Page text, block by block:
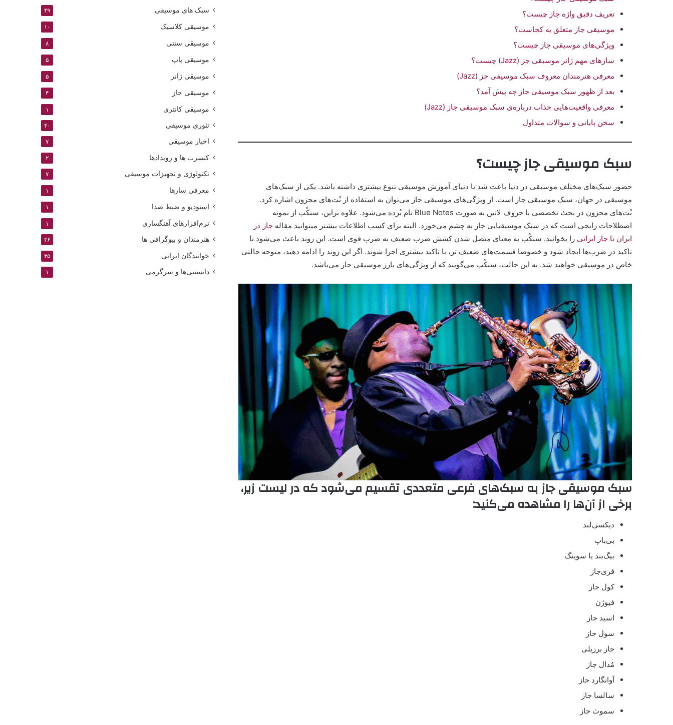
تعریف دقیق واژه جاز چیست؟
موسیقی جاز متعلق به کجاست؟
ویژگی‌های موسیقی جاز چیست؟
سازهای مهم ژانر موسیقی جز (Jazz) چیست؟
معرفی هنرمندان معروف سبک موسیقی جز (Jazz)
بعد از ظهور سبک موسیقی جاز چه پیش آمد؟
معرفی واقعیت‌هایی جذاب درباره‌ی سبک موسیقی جاز (Jazz)
سخن پایانی و سوالات متداول
سبک موسیقی جاز چیست؟
حضور سبک‌های مختلف موسیقی در دنیا باعث شد تا دنیای آموزش موسیقی تنوع بیشتری داشته باشد. یکی از سبک‌های
موسیقی در جهان، سبک موسیقی جاز است. از ویژگی‌های موسیقی جاز می‌توان به استفاده از نُت‌های محزون اشاره کرد.
نُت‌های محزون در بحث تخصصی با حروف لاتین به صورت Blue Notes نام بُرده می‌شود. علاوه براین، سنکُپ از نمونه
اصطلاحات رایجی است که در سبک موسیقیایی جاز به چشم می‌خورد. البته برای کسب اطلاعات بیشتر میتوانید مقالهجاز در
ایران تا جاز ایرانی را بخوانید. سنکُپ به معنای متصل شدن کشش ضرب ضعیف به ضرب قوی است. این روند باعث می‌شود تا
تاکید در ضرب‌ها ایجاد شود و خصوصا قسمت‌های ضعیف تر، با تاکید بیشتری اجرا شوند. اگر این روند را ادامه دهید، متوجه حالتی
خاص در موسیقی خواهید شد. به این حالت، سنکُپ می‌گویند که از ویژگی‌های بارز موسیقی جاز می‌باشد.
سبک موسیقی جاز به سبک‌های فرعی متعددی تقسیم می‌شود که در لیست زیر،
برخی از آن‌ها را مشاهده می‌کنید:
دیکسی‌لند
بی‌باپ
بیگ‌بند یا سوینگ
فری‌جاز
کول جاز
فیوژن
اسید جاز
سول جاز
جاز برزیلی
مُدال جاز
آوانگارد جاز
سالسا جاز
سموث جاز
سبک های موسیقی ۴۹
موسیقی کلاسیک ۱۰
موسیقی سنتی ۸
موسیقی پاپ ۵
موسیقی ژانر ۵
موسیقی جاز ۴
موسیقی کانتری ۱
تئوری موسیقی ۴۰
اخبار موسیقی ۷
کنسرت ها و رویدادها ۲
تکنولوژی و تجهیزات موسیقی ۷
معرفی سازها ۱
استودیو و ضبط صدا ۱
نرم‌افزارهای آهنگسازی ۱
هنرمندان و بیوگرافی ها ۳۶
خوانندگان ایرانی ۳۵
دانستنی‌ها و سرگرمی ۱